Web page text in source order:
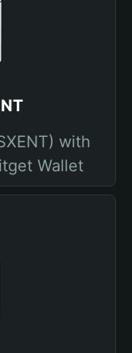
with
Wallet